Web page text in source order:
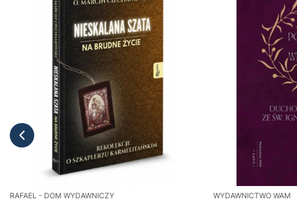
RAFAEL - DOM WYDAWNICZY WYDAWNICTWO WAM